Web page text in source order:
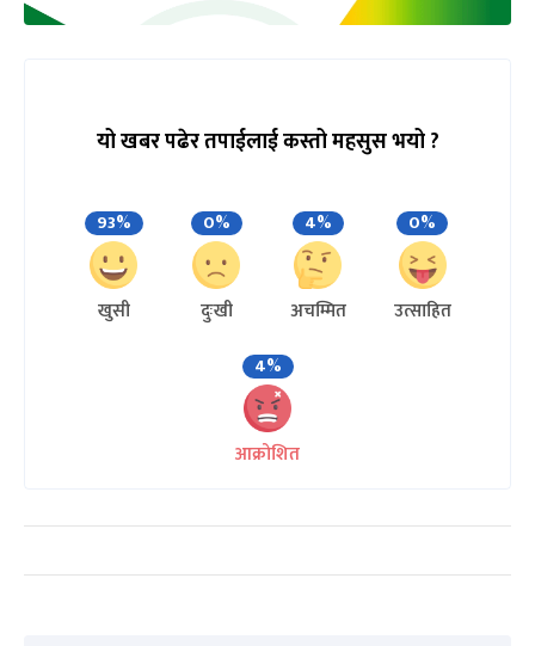
यो खबर पढेर तपाईलाई कस्तो महसुस भयो ?
93%
खुसी
0%
दुःखी
4%
अचम्मित
0%
उत्साहित
4%
आक्रोशित